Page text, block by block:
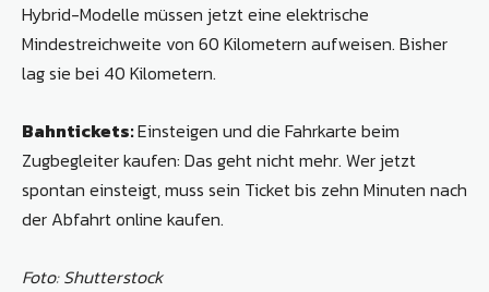
Hybrid-Modelle müssen jetzt eine elektrische
Mindestreichweite von 60 Kilometern aufweisen. Bisher
lag sie bei 40 Kilometern.
Bahntickets:Einsteigen und die Fahrkarte beim
Zugbegleiter kaufen: Das geht nicht mehr. Wer jetzt
spontan einsteigt, muss sein Ticket bis zehn Minuten nach
der Abfahrt online kaufen.
Foto: Shutterstock